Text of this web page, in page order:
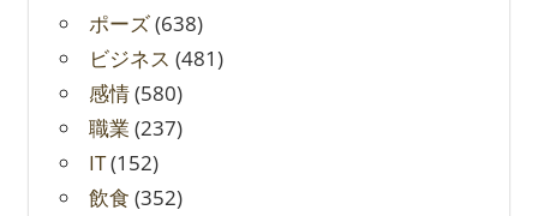
ポーズ(638)
ビジネス (481)
感情(580)
職業 (237)
IT(152)
飲食 (352)